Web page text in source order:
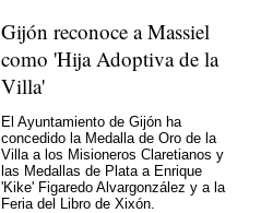
Gijón reconoce a Massiel
como 'Hija Adoptiva de la
Villa'
El Ayuntamiento de Gijón ha
concedido la Medalla de Oro de la
Villa a los Misioneros Claretianos y
las Medallas de Plata a Enrique
'Kike' Figaredo Alvargonzález y a la
Feria del Libro de Xixón.